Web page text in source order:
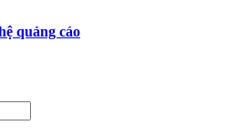
quảng cáo